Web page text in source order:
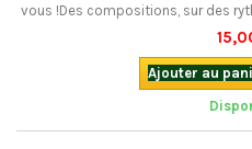
vous !Des compositions, sur des
chansons aussi, traitant en
thèmes plus légers…
Ajouter au